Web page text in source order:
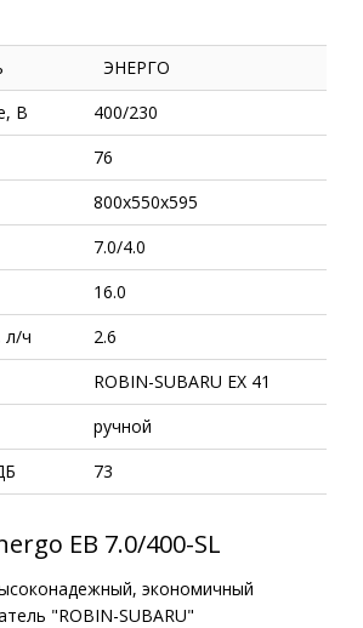
ЭНЕРГО
В
400/230
76
800х550х595
7.0/4.0
16.0
л/ч
2.6
ROBIN-SUBARU EX 41
ручной
73
EB 7.0/400-SL
экономичный
"ROBIN-SUBARU"